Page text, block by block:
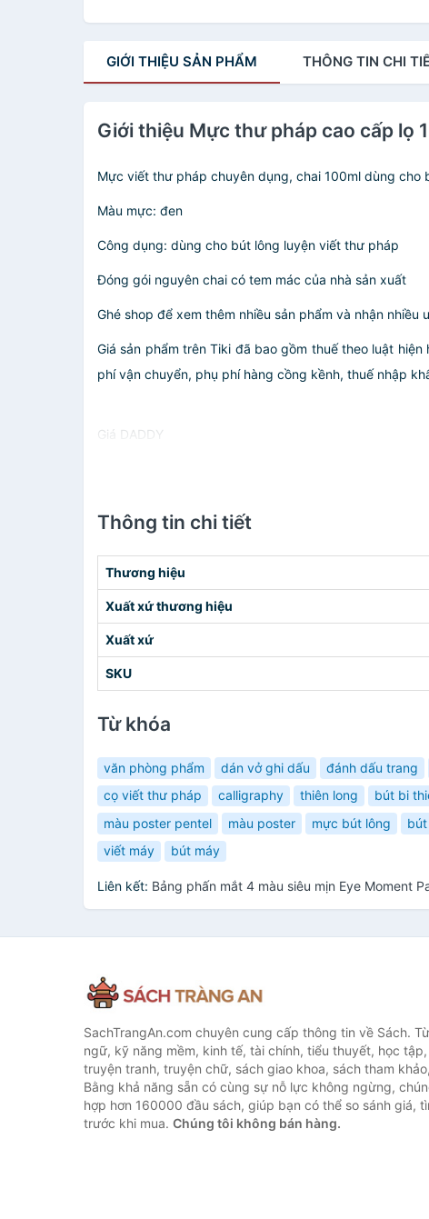
GIỚI THIỆU SẢN PHẨM THÔNG TIN CHI
Giới thiệu Mực thư pháp cao cấp lọ
Mực viết thư pháp chuyên dụng, chai 100ml dùng cho
Màu mực: đen
Công dụng: dùng cho bút lông luyện viết thư pháp
Đóng gói nguyên chai có tem mác của nhà sản xuất
Ghé shop để xem thêm nhiều sản phẩm và nhận nhiều
Giá sản phẩm trên Tiki đã bao gồm thuế theo luật
phí vận chuyển, phụ phí hàng cồng kềnh, thuế nhập
Giá DADDY
Thông tin chi tiết
Thương hiệu
Xuất xứ thương hiệu
Xuất xứ
SKU
Từ khóa
văn phòng phẩm dán vở ghi dấu đánh dấu trang
cọ viết thư pháp
calligraphy thiên long bút bi
màu poster pentel
màu poster mực bút lông
viết máy
bút máy
Liên kết: Bảng phấn mắt 4 màu siêu mịn Eye Moment
SachTrangAn.com chuyên cung cấp thông tin về Sách.
ngữ, kỹ năng mềm, kinh tế, tài chính, tiểu thuyết, học
truyện tranh, truyện chữ, sách giao khoa, sách tham
Bằng khả năng sẵn có cùng sự nỗ lực không ngừng,
hợp hơn 160000 đầu sách, giúp bạn có thể so sánh giá,
trước khi mua. Chúng tôi không bán hàng.